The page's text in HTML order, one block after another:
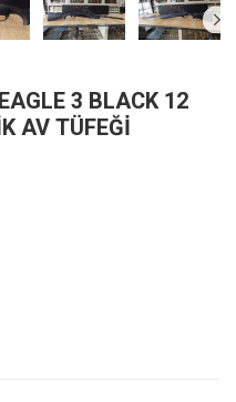
3 BLACK 12
AV TÜFEĞİ